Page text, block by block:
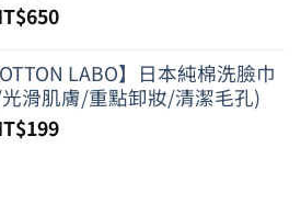
：
。
650目
價
格：
NT$650。
LABO】日本純棉洗臉巾
滑肌膚/重點卸妝/清潔毛孔)
199目